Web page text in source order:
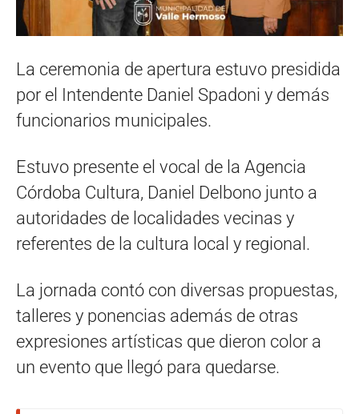
La ceremonia de apertura estuvo presidida
por el Intendente Daniel Spadoni y demás
funcionarios municipales.
Estuvo presente el vocal de la Agencia
Córdoba Cultura, Daniel Delbono junto a
autoridades de localidades vecinas y
referentes de la cultura local y regional.
La jornada contó con diversas propuestas,
talleres y ponencias además de otras
expresiones artísticas que dieron color a
un evento que llegó para quedarse.